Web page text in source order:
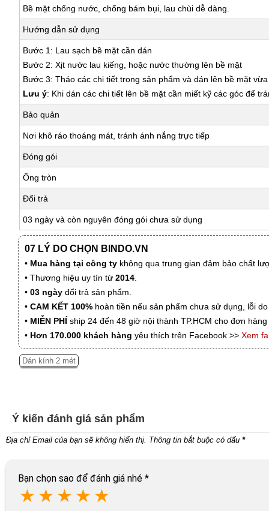
Bề mặt chống nước, chống bám bụi, lau chùi dễ dàng.
Hướng dẫn sử dụng
Bước 1: Lau sạch bề mặt cần dán
Bước 2: Xịt nước lau kiếng, hoặc nước thường lên bề mặt
Bước 3: Tháo các chi tiết trong sản phẩm và dán lên bề mặt
Lưu ý: Khi dán các chi tiết lên bề mặt cần miết kỹ các góc để
Bảo quản
Nơi khô ráo thoáng mát, tránh ánh nắng trực tiếp
Đóng gói
Ống tròn
Đổi trả
03 ngày và còn nguyên đóng gói chưa sử dụng
07 LÝ DO CHỌN BINDO.VN
• Mua hàng tại công ty không qua trung gian đảm bảo chất
• Thương hiệu uy tín từ 2014.
• 03 ngày đổi trả sản phẩm.
• CAM KẾT 100% hoàn tiền nếu sản phẩm chưa sử dụng, lỗi
• MIỄN PHÍ ship 24 đến 48 giờ nội thành TP.HCM cho đơn
• Hơn 170.000 khách hàng yêu thích trên Facebook >> Xem
Dán kính 2 mét
Ý kiến đánh giá sản phẩm
Địa chỉ Email của bạn sẽ không hiển thị. Thông tin bắt buộc có dấu *
Bạn chọn sao để đánh giá nhé *
★ ★ ★ ★ ★